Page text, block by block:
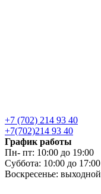
+7 (702) 214 93 40
+7(702)214 93 40
График работы
Пн- пт: 10:00 до 19:00
Суббота: 10:00 до 17:00
Воскресенье: выходной